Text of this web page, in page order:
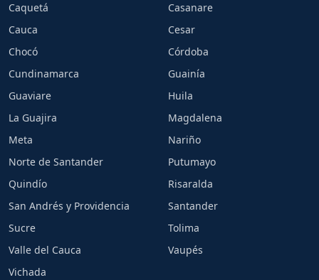
Caquetá
Casanare
Cauca
Cesar
Chocó
Córdoba
Cundinamarca
Guainía
Guaviare
Huila
La Guajira
Magdalena
Meta
Nariño
Norte de Santander
Putumayo
Quindío
Risaralda
San Andrés y Providencia
Santander
Sucre
Tolima
Valle del Cauca
Vaupés
Vichada